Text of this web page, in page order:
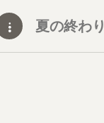
夏の終わり